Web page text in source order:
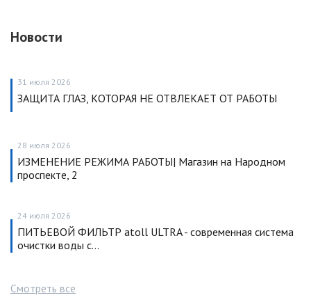
Новости
31 июля 2026
ЗАЩИТА ГЛАЗ, КОТОРАЯ НЕ ОТВЛЕКАЕТ ОТ РАБОТЫ
28 июля 2026
ИЗМЕНЕНИЕ РЕЖИМА РАБОТЫ| Магазин на Народном
проспекте, 2
24 июля 2026
ПИТЬЕВОЙ ФИЛЬТР atoll ULTRA - современная система
очистки воды с…
Смотреть все